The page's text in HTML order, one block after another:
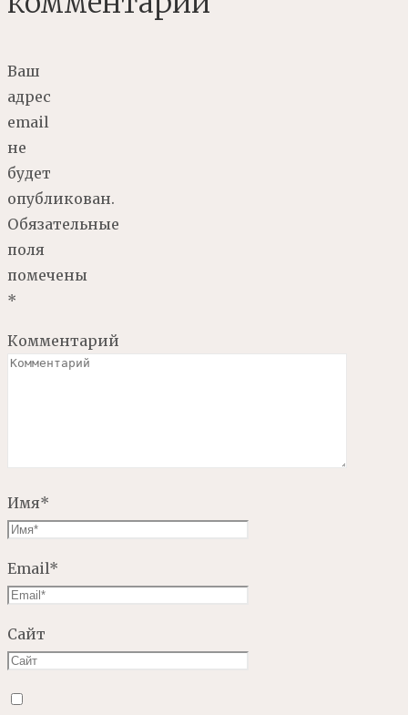
Ваш
адрес
email
не
будет
опубликован.
Обязательные
поля
помечены
*
Комментарий
Имя*
Email*
Сайт